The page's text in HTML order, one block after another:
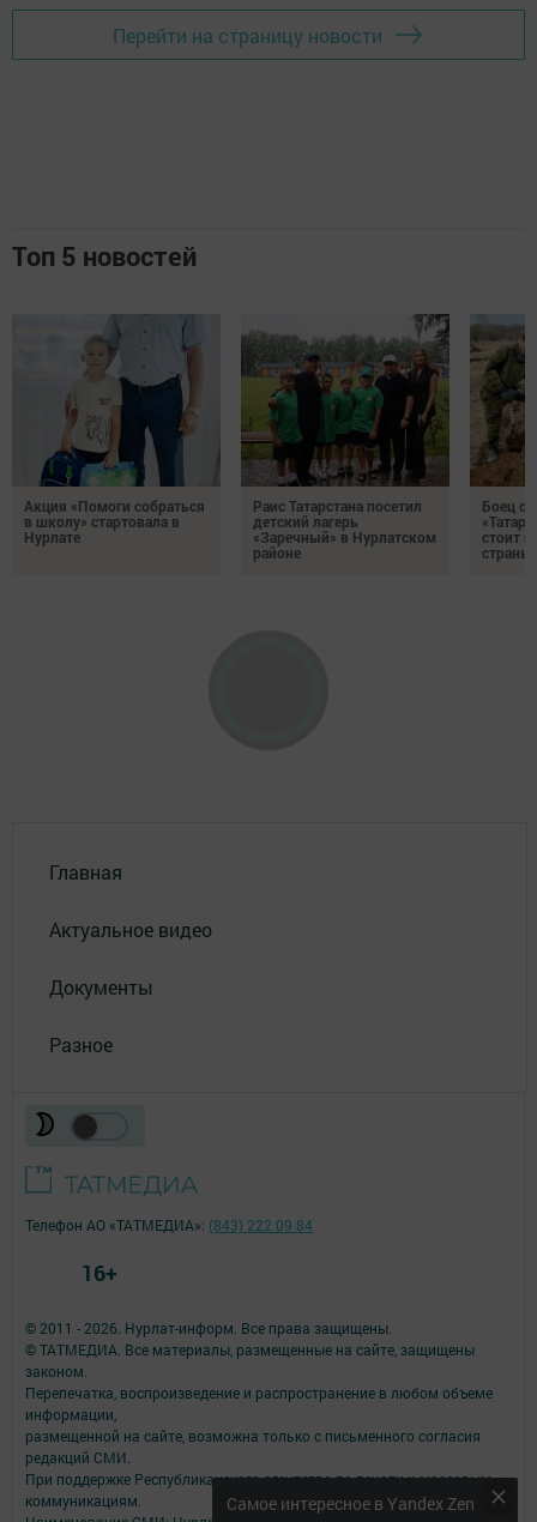
Перейти на страницу новости
Топ 5 новостей
Акция «Помоги собраться
в школу» стартовала в
Нурлате
Раис Татарстана посетил
детский лагерь
«Заречный» в Нурлатском
районе
Боец с
стоит
страны
Главная
Актуальное видео
Документы
Разное
Самое интересное в Yandex Zen
© 2011 - 2026. Нурлат-⁠информ. Все права защищены.
© ТАТМЕДИА. Все материалы, размещенные на сайте, защищены
законом.
Перепечатка, воспроизведение и распространение в любом объеме
информации,
размещенной на сайте, возможна только с письменного согласия
редакций СМИ.
При поддержке Республиканского агентства по печати и массовым
коммуникациям.
Телефон АО «ТАТМЕДИА»: (843) 222 09 84
16+